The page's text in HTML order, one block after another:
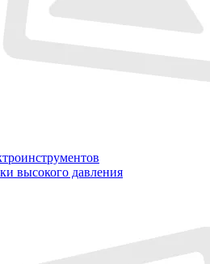
высокого давления